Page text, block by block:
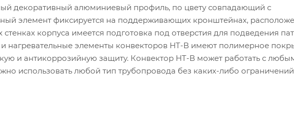
декоративный алюминиевый профиль, по цвету совпадающий с
элемент фиксируется на поддерживающих кронштейнах,
корпуса имеется подготовка под отверстия для подведения
и нагревательные элементы конвекторов НТ-В имеют полимерное
и антикоррозийную защиту. Конвектор НТ-В может работать с
использовать любой тип трубопровода без каких-либо